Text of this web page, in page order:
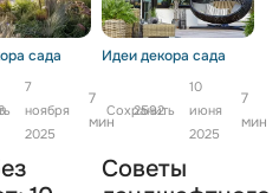
сада
7
ноября
2025
7
мин
2592
Идеи декора сада
Сохранить
10
июня
2025
7
мин
Советы